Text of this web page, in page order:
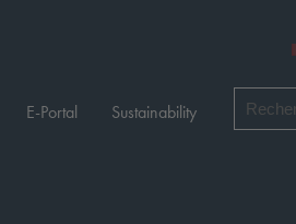
E-Portal Sustainability